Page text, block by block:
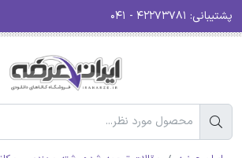
پشتیبانی: